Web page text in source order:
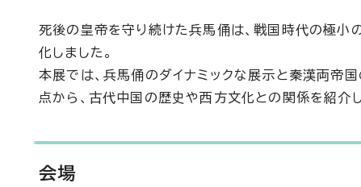
死後の皇帝を守り続けた兵馬俑は、戦国時代の極小
化しました。
本展では、兵馬俑のダイナミックな展示と秦漢両帝
点から、古代中国の歴史や西方文化との関係を紹介し
会場